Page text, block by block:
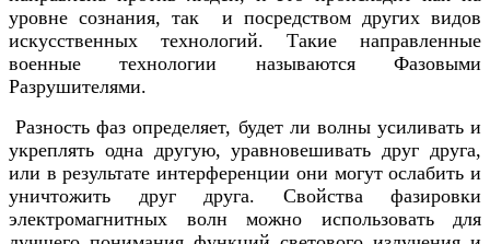
уровне сознания, так и посредством других видов
искусственных технологий. Такие направленные
военные технологии называются Фазовыми
Разрушителями.
Разность фаз определяет, будет ли волны усиливать и
укреплять одна другую, уравновешивать друг друга,
или в результате интерференции они могут ослабить и
уничтожить друг друга. Свойства фазировки
электромагнитных волн можно использовать для